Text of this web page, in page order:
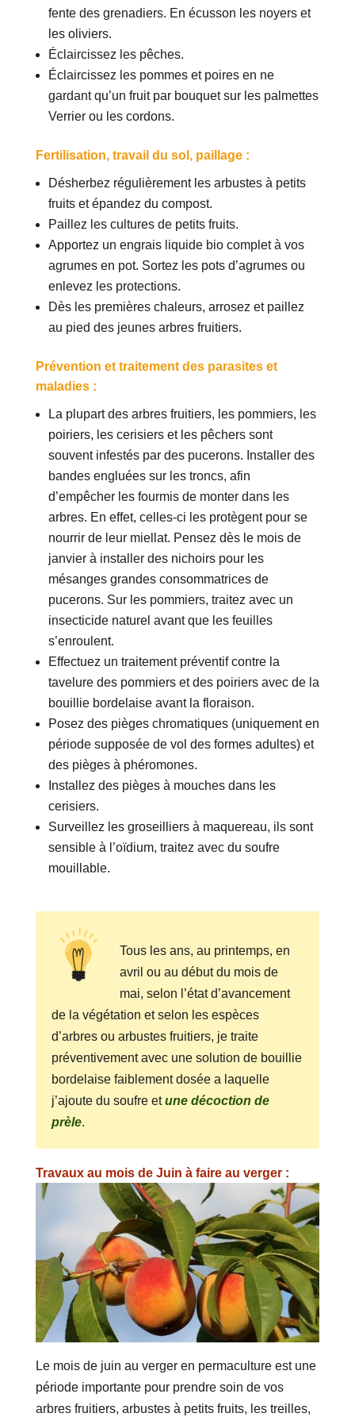
fente des grenadiers. En écusson les noyers et
les oliviers.
Éclaircissez les pêches.
Éclaircissez les pommes et poires en ne
gardant qu’un fruit par bouquet sur les palmettes
Verrier ou les cordons.
Fertilisation, travail du sol, paillage :
Désherbez régulièrement les arbustes à petits
fruits et épandez du compost.
Paillez les cultures de petits fruits.
Apportez un engrais liquide bio complet à vos
agrumes en pot. Sortez les pots d’agrumes ou
enlevez les protections.
Dès les premières chaleurs, arrosez et paillez
au pied des jeunes arbres fruitiers.
Prévention et traitement des parasites et
maladies :
La plupart des arbres fruitiers, les pommiers, les
poiriers, les cerisiers et les pêchers sont
souvent infestés par des pucerons. Installer des
bandes engluées sur les troncs, afin
d’empêcher les fourmis de monter dans les
arbres. En effet, celles-ci les protègent pour se
nourrir de leur miellat. Pensez dès le mois de
janvier à installer des nichoirs pour les
mésanges grandes consommatrices de
pucerons. Sur les pommiers, traitez avec un
insecticide naturel avant que les feuilles
s’enroulent.
Effectuez un traitement préventif contre la
tavelure des pommiers et des poiriers avec de la
bouillie bordelaise avant la floraison.
Posez des pièges chromatiques (uniquement en
période supposée de vol des formes adultes) et
des pièges à phéromones.
Installez des pièges à mouches dans les
cerisiers.
Surveillez les groseilliers à maquereau, ils sont
sensible à l’oïdium, traitez avec du soufre
mouillable.
Tous les ans, au printemps, en
avril ou au début du mois de
mai, selon l’état d’avancement
de la végétation et selon les espèces
d’arbres ou arbustes fruitiers, je traite
préventivement avec une solution de bouillie
bordelaise faiblement dosée a laquelle
j’ajoute du soufre etune décoction de
prèle.
Travaux au mois de Juin à faire au verger :
Le mois de juin au verger en permaculture est une
période importante pour prendre soin de vos
arbres fruitiers, arbustes à petits fruits, les treilles,